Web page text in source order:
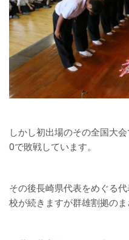
しかし初出場のその全国大
0で敗戦しています。
その後長崎県代表をめぐる
校が続きますが群雄割拠の